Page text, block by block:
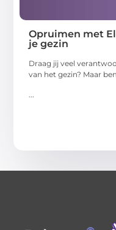
Opruimen met
je gezin
Draag jij veel
van het gezin? Maar